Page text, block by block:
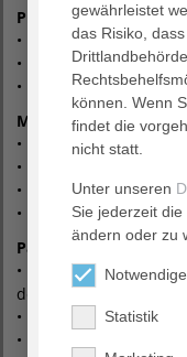
Projektleitende
• Prof. Dr. med.
• Prof. Dr. med.
• Dr. med. William
Mitarbeitende
• Dr. phil. Martin
• Michaela Günther-
• Natalie Hölzer>
• Simone Maier> Info
Partner
• Robert-Bosch-
des Bosch Health
• Geriatrisches
• Institut für
gewährleistet
das Risiko,
können. Wenn
findet die
nicht statt.
Unter unseren
Sie jederzeit
ändern oder zu
Statistik